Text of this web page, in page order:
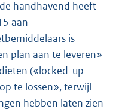
handhavend heeft
aan
is
plan aan te leveren»
(«locked-up-
te lossen», terwijl
hebben laten zien